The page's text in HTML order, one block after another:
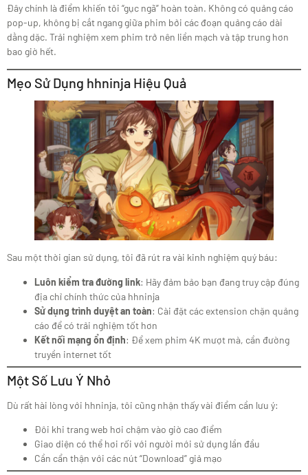
Đây chính là điểm khiến tôi “gục ngã” hoàn toàn. Không có quảng cáo
pop-up, không bị cắt ngang giữa phim bởi các đoạn quảng cáo dài
dằng dặc. Trải nghiệm xem phim trở nên liền mạch và tập trung hơn
bao giờ hết.
Mẹo Sử Dụng hhninja Hiệu Quả
Sau một thời gian sử dụng, tôi đã rút ra vài kinh nghiệm quý báu:
Luôn kiểm tra đường link: Hãy đảm bảo bạn đang truy cập đúng
địa chỉ chính thức của hhninja
Sử dụng trình duyệt an toàn: Cài đặt các extension chặn quảng
cáo để có trải nghiệm tốt hơn
Kết nối mạng ổn định: Để xem phim 4K mượt mà, cần đường
truyền internet tốt
Một Số Lưu Ý Nhỏ
Dù rất hài lòng với hhninja, tôi cũng nhận thấy vài điểm cần lưu ý:
Đôi khi trang web hơi chậm vào giờ cao điểm
Giao diện có thể hơi rối với người mới sử dụng lần đầu
Cần cẩn thận với các nút “Download” giả mạo